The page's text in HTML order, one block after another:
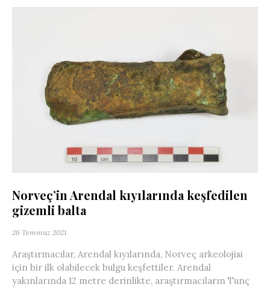
Norveç’in Arendal kıyılarında keşfedilen
gizemli balta
26 Temmuz 2021
Araştırmacılar, Arendal kıyılarında, Norveç arkeolojisi
için bir ilk olabilecek bulgu keşfettiler. Arendal
yakınlarında 12 metre derinlikte, araştırmacıların Tunç